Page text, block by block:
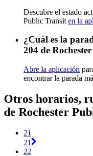
Descubre el estado
Public Transit en la
¿Cuál es la
204 de
Abre la aplicación
encontrar la parada
Otros horarios,
de Rochester
21
21
22